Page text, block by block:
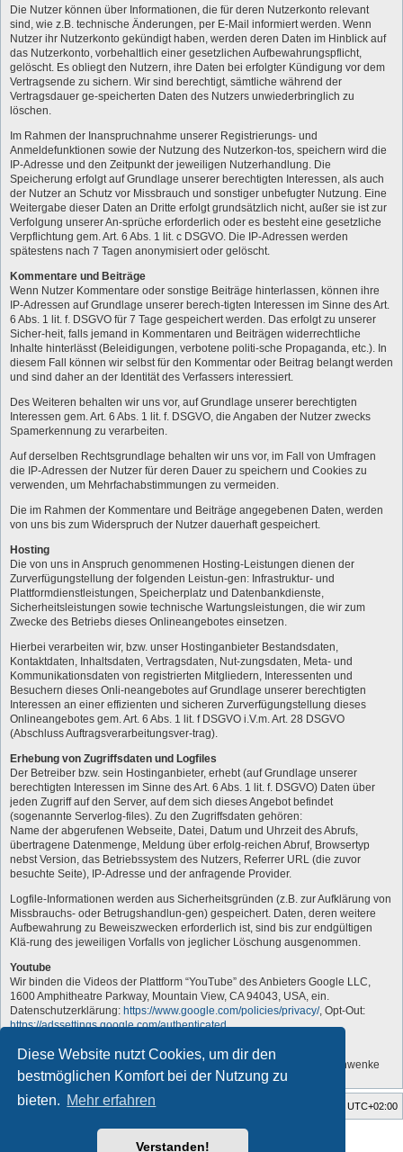
Diese Website nutzt Cookies, um dir den
bestmöglichen Komfort bei der Nutzung zu
bieten. Mehr erfahren
Verstanden!
Die Nutzer können über Informationen, die für deren Nutzerkonto relevant
sind, wie z.B. technische Änderungen, per E-Mail informiert werden. Wenn
Nutzer ihr Nutzerkonto gekündigt haben, werden deren Daten im Hinblick auf
das Nutzerkonto, vorbehaltlich einer gesetzlichen Aufbewahrungspflicht,
gelöscht. Es obliegt den Nutzern, ihre Daten bei erfolgter Kündigung vor dem
Vertragsende zu sichern. Wir sind berechtigt, sämtliche während der
Vertragsdauer ge-speicherten Daten des Nutzers unwiederbringlich zu
löschen.
Im Rahmen der Inanspruchnahme unserer Registrierungs- und
Anmeldefunktionen sowie der Nutzung des Nutzerkon-tos, speichern wird die
IP-Adresse und den Zeitpunkt der jeweiligen Nutzerhandlung. Die
Speicherung erfolgt auf Grundlage unserer berechtigten Interessen, als auch
der Nutzer an Schutz vor Missbrauch und sonstiger unbefugter Nutzung. Eine
Weitergabe dieser Daten an Dritte erfolgt grundsätzlich nicht, außer sie ist zur
Verfolgung unserer An-sprüche erforderlich oder es besteht eine gesetzliche
Verpflichtung gem. Art. 6 Abs. 1 lit. c DSGVO. Die IP-Adressen werden
spätestens nach 7 Tagen anonymisiert oder gelöscht.
Kommentare und Beiträge
Wenn Nutzer Kommentare oder sonstige Beiträge hinterlassen, können ihre
IP-Adressen auf Grundlage unserer berech-tigten Interessen im Sinne des Art.
6 Abs. 1 lit. f. DSGVO für 7 Tage gespeichert werden. Das erfolgt zu unserer
Sicher-heit, falls jemand in Kommentaren und Beiträgen widerrechtliche
Inhalte hinterlässt (Beleidigungen, verbotene politi-sche Propaganda, etc.). In
diesem Fall können wir selbst für den Kommentar oder Beitrag belangt werden
und sind daher an der Identität des Verfassers interessiert.
Des Weiteren behalten wir uns vor, auf Grundlage unserer berechtigten
Interessen gem. Art. 6 Abs. 1 lit. f. DSGVO, die Angaben der Nutzer zwecks
Spamerkennung zu verarbeiten.
Auf derselben Rechtsgrundlage behalten wir uns vor, im Fall von Umfragen
die IP-Adressen der Nutzer für deren Dauer zu speichern und Cookies zu
verwenden, um Mehrfachabstimmungen zu vermeiden.
Die im Rahmen der Kommentare und Beiträge angegebenen Daten, werden
von uns bis zum Widerspruch der Nutzer dauerhaft gespeichert.
Hosting
Die von uns in Anspruch genommenen Hosting-Leistungen dienen der
Zurverfügungstellung der folgenden Leistun-gen: Infrastruktur- und
Plattformdienstleistungen, Speicherplatz und Datenbankdienste,
Sicherheitsleistungen sowie technische Wartungsleistungen, die wir zum
Zwecke des Betriebs dieses Onlineangebotes einsetzen.
Hierbei verarbeiten wir, bzw. unser Hostinganbieter Bestandsdaten,
Kontaktdaten, Inhaltsdaten, Vertragsdaten, Nut-zungsdaten, Meta- und
Kommunikationsdaten von registrierten Mitgliedern, Interessenten und
Besuchern dieses Onli-neangebotes auf Grundlage unserer berechtigten
Interessen an einer effizienten und sicheren Zurverfügungstellung dieses
Onlineangebotes gem. Art. 6 Abs. 1 lit. f DSGVO i.V.m. Art. 28 DSGVO
(Abschluss Auftragsverarbeitungsver-trag).
Erhebung von Zugriffsdaten und Logfiles
Der Betreiber bzw. sein Hostinganbieter, erhebt (auf Grundlage unserer
berechtigten Interessen im Sinne des Art. 6 Abs. 1 lit. f. DSGVO) Daten über
jeden Zugriff auf den Server, auf dem sich dieses Angebot befindet
(sogenannte Serverlog-files). Zu den Zugriffsdaten gehören:
Name der abgerufenen Webseite, Datei, Datum und Uhrzeit des Abrufs,
übertragene Datenmenge, Meldung über erfolg-reichen Abruf, Browsertyp
nebst Version, das Betriebssystem des Nutzers, Referrer URL (die zuvor
besuchte Seite), IP-Adresse und der anfragende Provider.
Logfile-Informationen werden aus Sicherheitsgründen (z.B. zur Aufklärung von
Missbrauchs- oder Betrugshandlun-gen) gespeichert. Daten, deren weitere
Aufbewahrung zu Beweiszwecken erforderlich ist, sind bis zur endgültigen
Klä-rung des jeweiligen Vorfalls von jeglicher Löschung ausgenommen.
Youtube
Wir binden die Videos der Plattform “YouTube” des Anbieters Google LLC,
1600 Amphitheatre Parkway, Mountain View, CA 94043, USA, ein.
Datenschutzerklärung: https://www.google.com/policies/privacy/, Opt-Out:
https://adssettings.google.com/authenticated.
„Vom Administrator angepasst“
Quelle: Erstellt mit Datenschutz-Generator.de von RA Dr. Thomas Schwenke
Foren-Übersicht UTC+02:00
forum tricolor tv
Powered byphpBB® Forum Software © phpBB Limited